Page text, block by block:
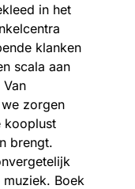
in het
klanken
scala aan
zorgen
kooplust
brengt.
Boek